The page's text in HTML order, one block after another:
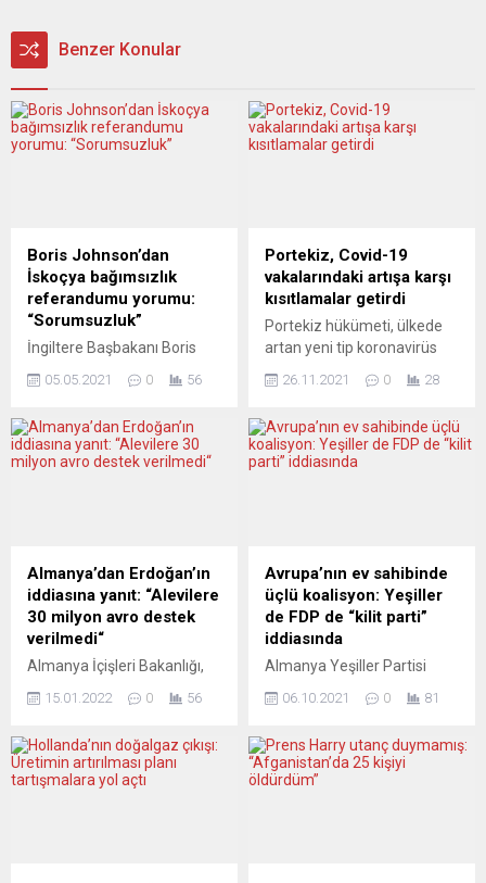
Benzer Konular
Boris Johnson’dan
İskoçya bağımsızlık
referandumu yorumu:
“Sorumsuzluk”
İngiltere Başbakanı Boris
bir bağımsızlık referandumu
olacağını savundu.
Başbakan Boris Johnson,
Krallık’taki birçok kişinin,
salgından çıkılırken
referandum düzenlemenin
zamanı olmadığını
Johnson, “Bence ikinci bir
referandum sorumsuzluk
İngiltere’de yerel meclisler,...
05.05.2021 0 56
Portekiz, Covid-19
vakalarındaki artışa karşı
kısıtlamalar getirdi
Portekiz hükümeti, ülkede
artan yeni tip koronavirüs
bazı kısıtlamaları içeren ek
Başbakanı Antonio Costa,
basın mensuplarına yaptığı
negatif sonuçlu PCR testi
talep edileceğini, bar,
restoran, otel, jimnastik
salonu, konser...
26.11.2021 0 28
Almanya’dan Erdoğan’ın
iddiasına yanıt: “Alevilere
30 milyon avro destek
verilmedi“
Almanya İçişleri Bakanlığı,
Alevilere 2019 yılında 30
iddiasının gerçeği
yansıtmadığını açıkladı.
15.01.2022 0 56
Avrupa’nın ev sahibinde
üçlü koalisyon: Yeşiller
de FDP de “kilit parti”
iddiasında
Almanya Yeşiller Partisi
Baerbock, partisinin Sosyal
Demokrat Parti (FDP) ile “üç
partili hükümet kurmak” için
06.10.2021 0 81